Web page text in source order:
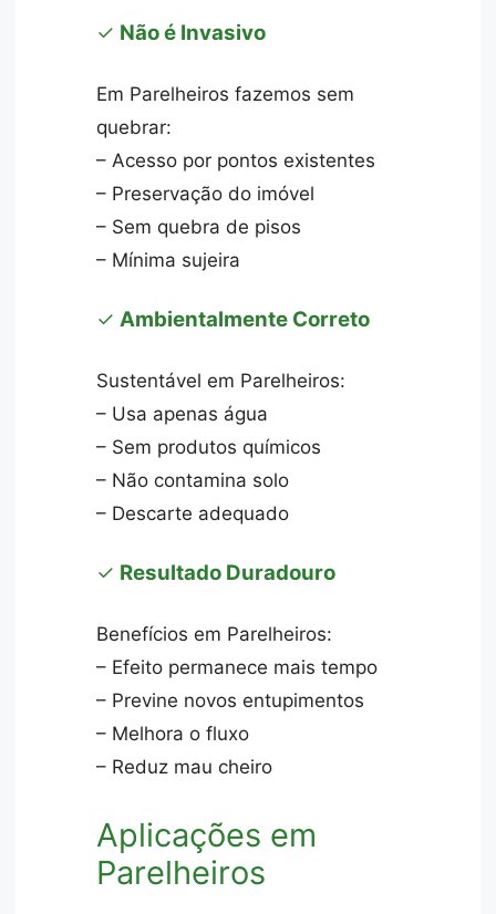
✓ Não é Invasivo
Em Parelheiros fazemos sem
quebrar:
– Acesso por pontos existentes
– Preservação do imóvel
– Sem quebra de pisos
– Mínima sujeira
✓Ambientalmente Correto
Sustentável em Parelheiros:
– Usa apenas água
– Sem produtos químicos
– Não contamina solo
– Descarte adequado
✓ Resultado Duradouro
Benefícios em Parelheiros:
– Efeito permanece mais tempo
– Previne novos entupimentos
– Melhora o fluxo
– Reduz mau cheiro
Aplicações em
Parelheiros